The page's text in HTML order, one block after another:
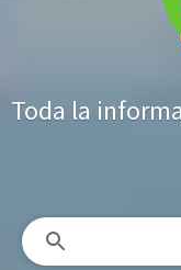
Toda la